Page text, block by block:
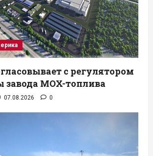
с регулятором
MOX-топлива
07.08.2026 0